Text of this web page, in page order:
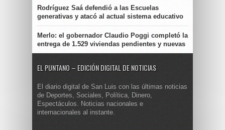
Rodríguez Saá defendió a las Escuelas
generativas y atacó al actual sistema educativo
Merlo: el gobernador Claudio Poggi completó la
entrega de 1.529 viviendas pendientes y nuevas
EL PUNTANO – EDICIÓN DIGITAL DE NOTICIAS
El diario digital de San Luis con las últimas noticias
de Deportes, Sociales, Política, Dinero,
Espectáculos. Noticias nacionales e
internacionales al instante.